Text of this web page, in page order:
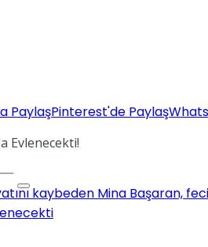
PaylaşPinterest'de Paylaş
kaybeden Mina Başaran,